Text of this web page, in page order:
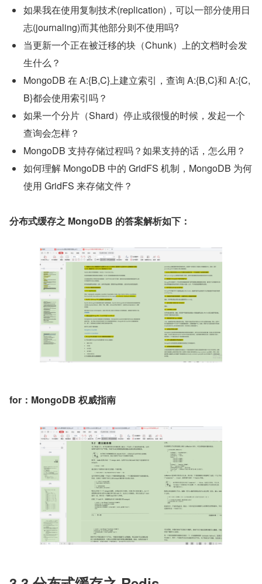
如果我在使用复制技术(replication)，可以一部分使用日
志(journaling)而其他部分则不使用吗?
当更新一个正在被迁移的块（Chunk）上的文档时会发
生什么？
MongoDB 在 A:{B,C}上建立索引，查询 A:{B,C}和 A:{C,
B}都会使用索引吗？
如果一个分片（Shard）停止或很慢的时候，发起一个
查询会怎样？
MongoDB 支持存储过程吗？如果支持的话，怎么用？
如何理解 MongoDB 中的 GridFS 机制，MongoDB 为何
使用 GridFS 来存储文件？
分布式缓存之 MongoDB 的答案解析如下：
for：MongoDB 权威指南